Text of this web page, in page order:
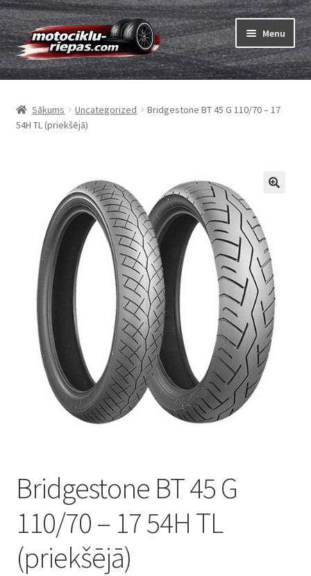
Skip
to
navigation
Skip
to
content
Menu
Riepas
Expand
menu
Kameras
Expand
Viss par riepām
Expand
Zīmoli
Expand
child
menu
Kontakti
Sākums Uncategorized
Bridgestone BT 45 G 110/70 – 17
54H TL (priekšējā)
Bridgestone BT 45 G
110/70 – 17 54H TL
(priekšējā)